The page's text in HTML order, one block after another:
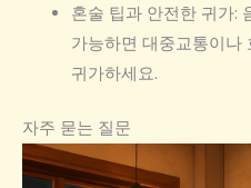
혼술 팁과 안전한 귀가:
가능하면 대중교통이나
귀가하세요.
자주 묻는 질문